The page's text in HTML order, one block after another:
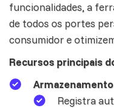
funcionalidades, a
de todos os portes
consumidor e
Recursos principais
Registra